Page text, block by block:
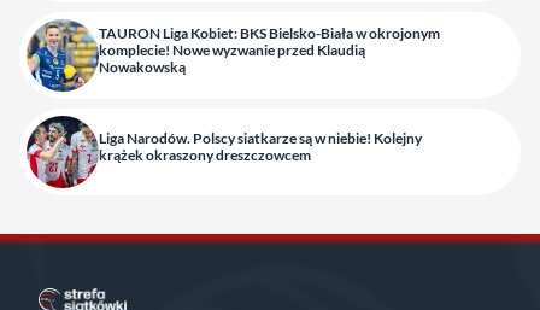
TAURON Liga Kobiet: BKS Bielsko-Biała w okrojonym
komplecie! Nowe wyzwanie przed Klaudią
Nowakowską
Liga Narodów. Polscy siatkarze są w niebie! Kolejny
krążek okraszony dreszczowcem